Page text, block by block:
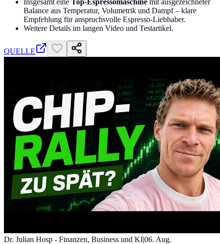
Insgesamt eine Top-Espressomaschine mit ausgezeichneter
Balance aus Temperatur, Volumetrik und Dampf – klare
Empfehlung für anspruchsvolle Espresso-Liebhaber.
Weitere Details im langen Video und Testartikel.
QUELLE
Dr. Julian Hosp - Finanzen, Business und KI|06. Aug.